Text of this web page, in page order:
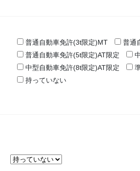
普通自動車免許(3t限定)MT 普通
普通自動車免許(5t限定)AT限定
中型自動車免許(8t限定)AT限定
持っていない